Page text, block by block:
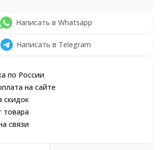
Написать в Whatsapp
Написать в Telegram
по России
на сайте
скидок
товара
связи